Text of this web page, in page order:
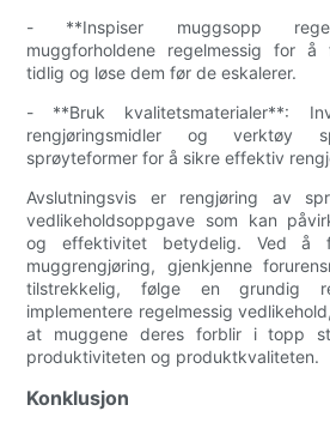
- **Inspiser muggsopp
muggforholdene regelmessig for
tidlig og løse dem før de eskalerer.
- **Bruk kvalitetsmaterialer**:
rengjøringsmidler og verktøy
sprøyteformer for å sikre effektiv
Avslutningsvis er rengjøring av
vedlikeholdsoppgave som kan
og effektivitet betydelig. Ved å
muggrengjøring, gjenkjenne
tilstrekkelig, følge en grundig
implementere regelmessig
at muggene deres forblir i topp
produktiviteten og produktkvaliteten.
Konklusjon